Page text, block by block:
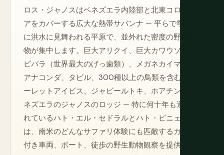
ロス・ジャノスはベネズエラ内陸部と北東コロンビ
アをカバーする広大な熱帯サバンナ — 平らで季節的
に洪水に見舞われる平原で、並外れた密度の野生動
物が集中します。巨大アリクイ、巨大カワウソ、カ
ピバラ（世界最大のげっ歯類）、メガネカイマン、
アナコンダ、タピル、300種以上の鳥類を含むスカ
ーレットアイビス、ジャビールトキ、ホアチン。ベ
ネズエラのジャノスのロッジ — 特に何十年も運営さ
れているハト・エル・セドラルとハト・ピニェロ —
は、南米のどんなサファリ体験にも匹敵するガイド
付き車両、ボート、徒歩の野生動物観察を提供しま